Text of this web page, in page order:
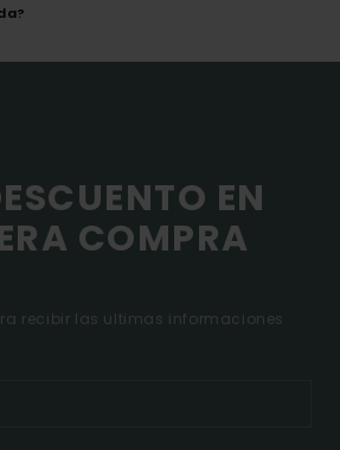
EN
COMPRA
recibir las ultimas informaciones